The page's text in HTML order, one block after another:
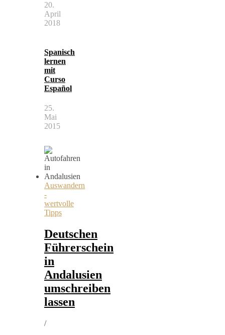
20.
April
2018
Spanisch
lernen
mit
Curso
Español
25.
Mai
2015
Auswandern
-
wertvolle
Tipps
Deutschen
Führerschein
in
Andalusien
umschreiben
lassen
/